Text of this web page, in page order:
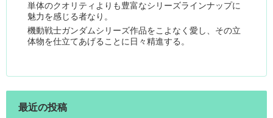
単体のクオリティよりも豊富なシリーズラインナップに
魅力を感じる者なり。
機動戦士ガンダムシリーズ作品をこよなく愛し、その立
体物を仕立てあげることに日々精進する。
最近の投稿